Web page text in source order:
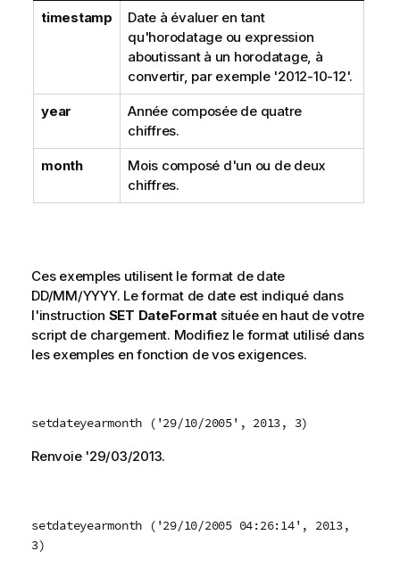
timestamp
Date à évaluer en tant
qu'horodatage ou expression
aboutissant à un horodatage, à
convertir, par exemple '2012-10-12'.
year
Année composée de quatre
chiffres.
month
Mois composé d'un ou de deux
chiffres.
Ces exemples utilisent le format de date
DD/MM/YYYY. Le format de date est indiqué dans
l'instruction SET DateFormat située en haut de votre
script de chargement. Modifiez le format utilisé dans
les exemples en fonction de vos exigences.
setdateyearmonth ('29/10/2005', 2013, 3)
Renvoie '29/03/2013.
setdateyearmonth ('29/10/2005 04:26:14', 2013,
3)